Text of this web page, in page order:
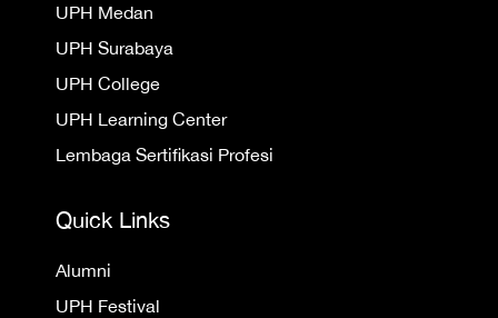
UPH Medan
UPH Surabaya
UPH College
UPH Learning Center
Lembaga Sertifikasi Profesi
Quick Links
Alumni
UPH Festival